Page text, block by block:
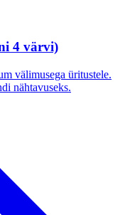
4 värvi)
välimusega üritustele.
nähtavuseks.